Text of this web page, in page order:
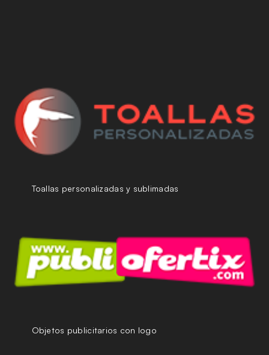
Toallas personalizadas y sublimadas
Objetos publicitarios con logo